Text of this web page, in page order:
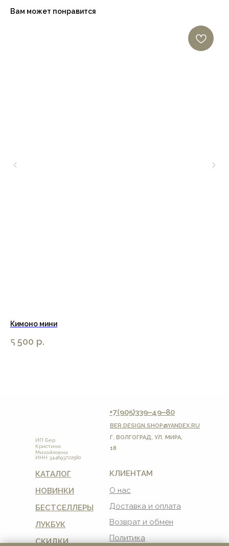
Вам может понравится
Кимоно мини
5 500 р.
Политика
Возврат и обмен
Доставка и оплата
О нас
КЛИЕНТАМ
СКИДКИ
ЛУКБУК
БЕСТСЕЛЛЕРЫ
НОВИНКИ
КАТАЛОГ
BER.DESIGN.SHOP@YANDEX.RU
Г. ВОЛГОГРАД, УЛ. МИРА,
18
+7(905)339‒49‒80
ИНН 344693722560
ИП Бер
Кристина
Михайловна